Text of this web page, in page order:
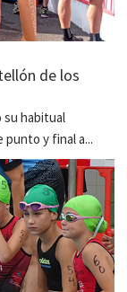
de los
su habitual
punto y final a...